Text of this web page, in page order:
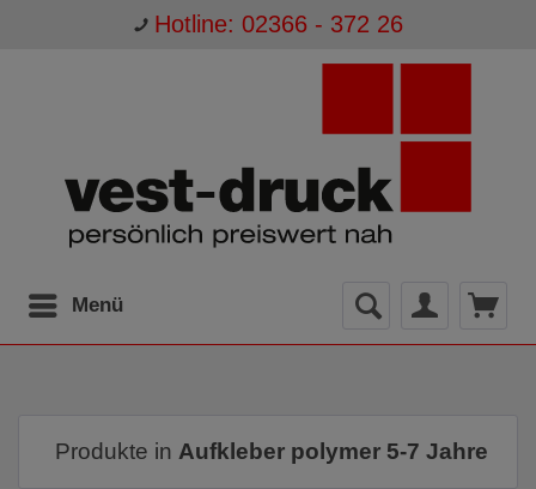
Hotline: 02366 - 372 26
Menü
Produkte in Aufkleber polymer 5-7 Jahre